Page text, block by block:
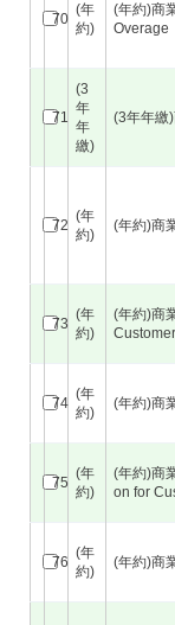
70
(年
約)
(年約)商
Overage
71
(3
年
年
繳)
(3年年繳
72
(年
約)
(年約)商
73
(年
約)
(年約)商
74
(年
約)
(年約)商
75
(年
約)
(年約)商
on for
76
(年
約)
(年約)商